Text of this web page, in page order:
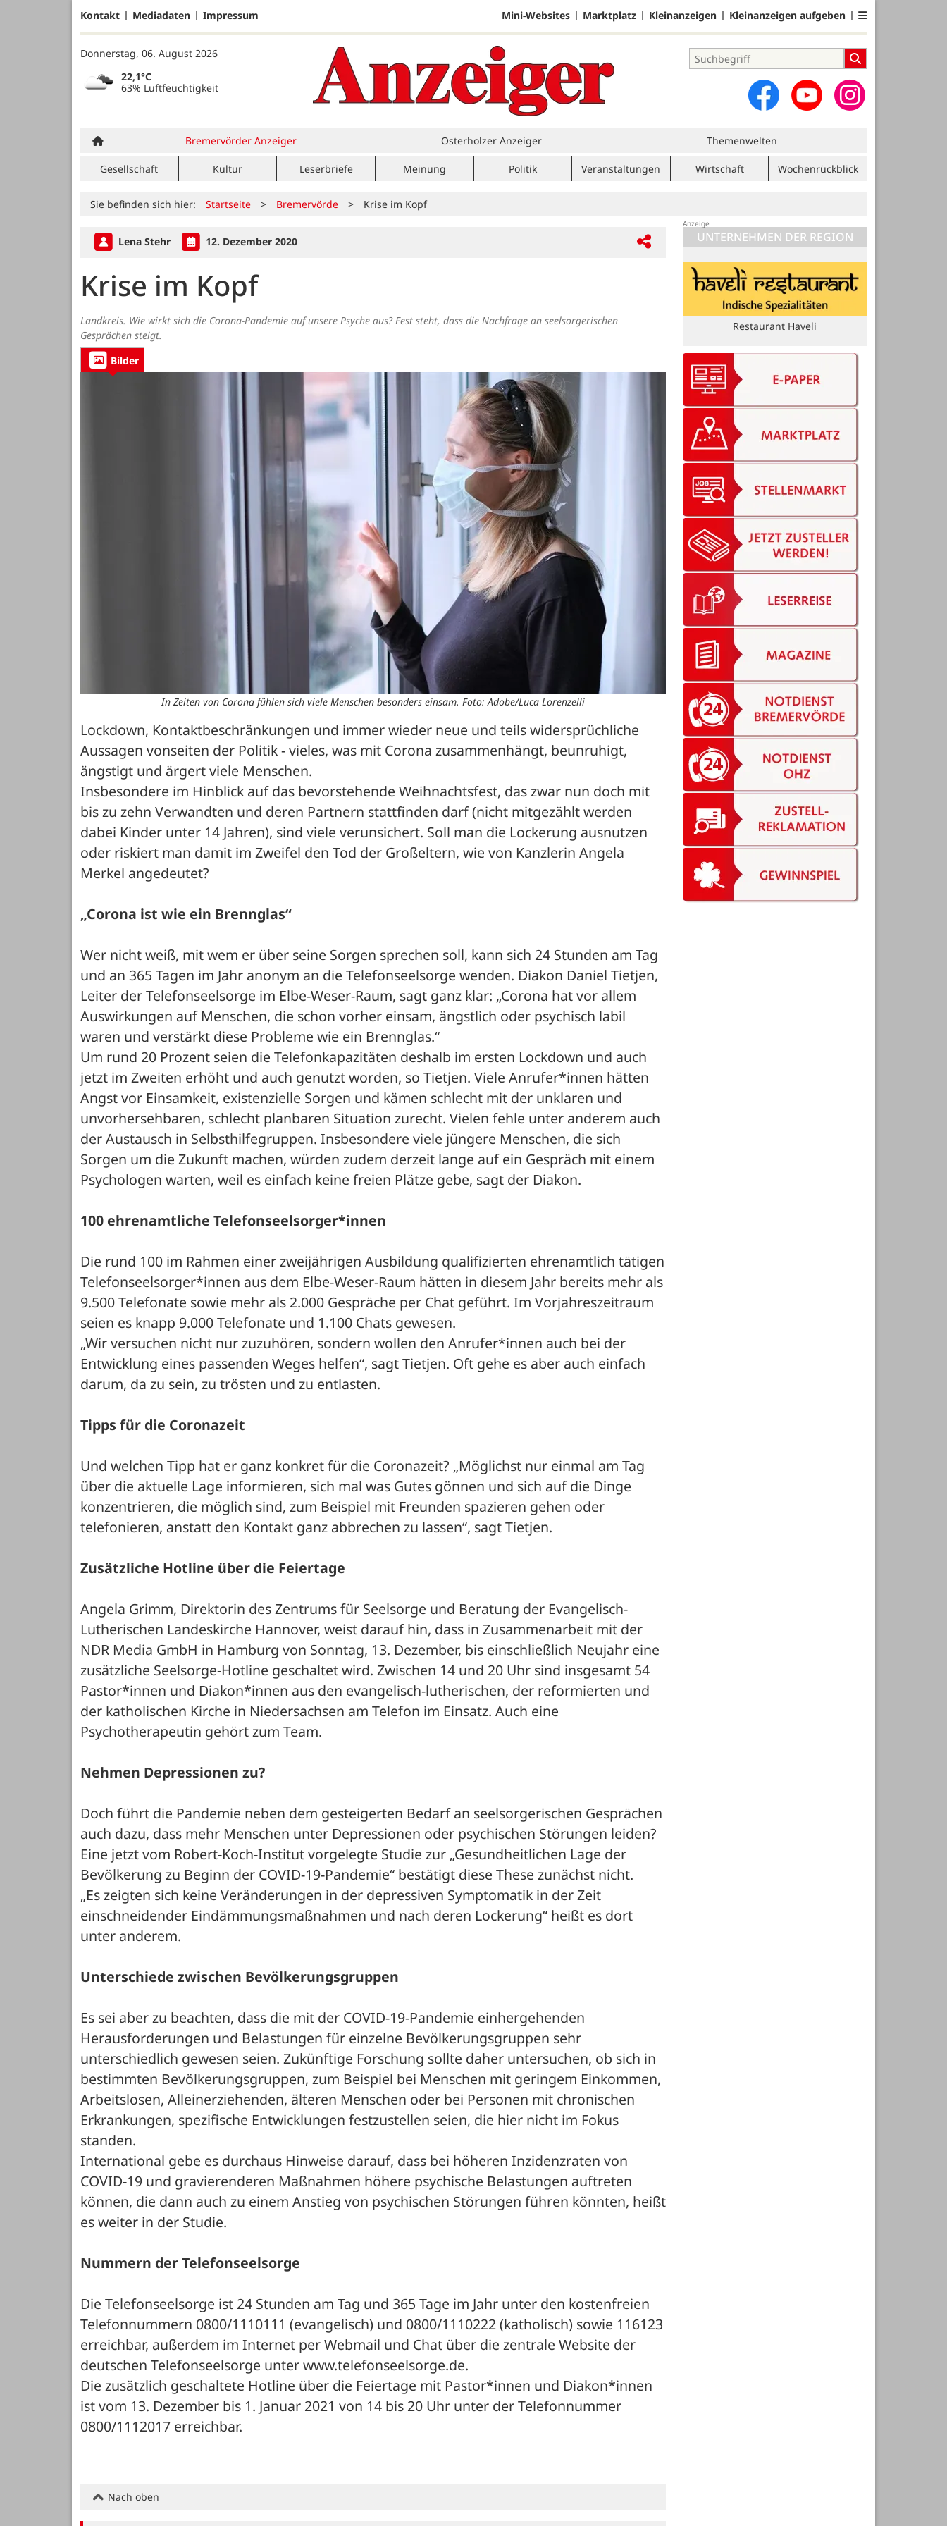
Kontakt Mediadaten Impressum Mini-Websites Marktplatz Kleinanzeigen Kleinanzeigen aufgeben
Donnerstag, 06. August 2026
22,1°C
63% Luftfeuchtigkeit
Bremervörder Anzeiger Osterholzer Anzeiger Themenwelten
Gesellschaft Kultur Leserbriefe Meinung Politik Veranstaltungen Wirtschaft Wochenrückblick
Sie befinden sich hier: Startseite > Bremervörde > Krise im Kopf
Lena Stehr 12. Dezember 2020
Krise im Kopf
Landkreis. Wie wirkt sich die Corona-Pandemie auf unsere Psyche aus? Fest steht, dass die Nachfrage an seelsorgerischen
Gesprächen steigt.
Bilder
In Zeiten von Corona fühlen sich viele Menschen besonders einsam. Foto: Adobe/Luca Lorenzelli
Lockdown, Kontaktbeschränkungen und immer wieder neue und teils widersprüchliche
Aussagen vonseiten der Politik - vieles, was mit Corona zusammenhängt, beunruhigt,
ängstigt und ärgert viele Menschen.
Insbesondere im Hinblick auf das bevorstehende Weihnachtsfest, das zwar nun doch mit
bis zu zehn Verwandten und deren Partnern stattfinden darf (nicht mitgezählt werden
dabei Kinder unter 14 Jahren), sind viele verunsichert. Soll man die Lockerung ausnutzen
oder riskiert man damit im Zweifel den Tod der Großeltern, wie von Kanzlerin Angela
Merkel angedeutet?
„Corona ist wie ein Brennglas“
Wer nicht weiß, mit wem er über seine Sorgen sprechen soll, kann sich 24 Stunden am Tag
und an 365 Tagen im Jahr anonym an die Telefonseelsorge wenden. Diakon Daniel Tietjen,
Leiter der Telefonseelsorge im Elbe-Weser-Raum, sagt ganz klar: „Corona hat vor allem
Auswirkungen auf Menschen, die schon vorher einsam, ängstlich oder psychisch labil
waren und verstärkt diese Probleme wie ein Brennglas.“
Um rund 20 Prozent seien die Telefonkapazitäten deshalb im ersten Lockdown und auch
jetzt im Zweiten erhöht und auch genutzt worden, so Tietjen. Viele Anrufer*innen hätten
Angst vor Einsamkeit, existenzielle Sorgen und kämen schlecht mit der unklaren und
unvorhersehbaren, schlecht planbaren Situation zurecht. Vielen fehle unter anderem auch
der Austausch in Selbsthilfegruppen. Insbesondere viele jüngere Menschen, die sich
Sorgen um die Zukunft machen, würden zudem derzeit lange auf ein Gespräch mit einem
Psychologen warten, weil es einfach keine freien Plätze gebe, sagt der Diakon.
100 ehrenamtliche Telefonseelsorger*innen
Die rund 100 im Rahmen einer zweijährigen Ausbildung qualifizierten ehrenamtlich tätigen
Telefonseelsorger*innen aus dem Elbe-Weser-Raum hätten in diesem Jahr bereits mehr als
9.500 Telefonate sowie mehr als 2.000 Gespräche per Chat geführt. Im Vorjahreszeitraum
seien es knapp 9.000 Telefonate und 1.100 Chats gewesen.
„Wir versuchen nicht nur zuzuhören, sondern wollen den Anrufer*innen auch bei der
Entwicklung eines passenden Weges helfen“, sagt Tietjen. Oft gehe es aber auch einfach
darum, da zu sein, zu trösten und zu entlasten.
Tipps für die Coronazeit
Und welchen Tipp hat er ganz konkret für die Coronazeit? „Möglichst nur einmal am Tag
über die aktuelle Lage informieren, sich mal was Gutes gönnen und sich auf die Dinge
konzentrieren, die möglich sind, zum Beispiel mit Freunden spazieren gehen oder
telefonieren, anstatt den Kontakt ganz abbrechen zu lassen“, sagt Tietjen.
Zusätzliche Hotline über die Feiertage
Angela Grimm, Direktorin des Zentrums für Seelsorge und Beratung der Evangelisch-
Lutherischen Landeskirche Hannover, weist darauf hin, dass in Zusammenarbeit mit der
NDR Media GmbH in Hamburg von Sonntag, 13. Dezember, bis einschließlich Neujahr eine
zusätzliche Seelsorge-Hotline geschaltet wird. Zwischen 14 und 20 Uhr sind insgesamt 54
Pastor*innen und Diakon*innen aus den evangelisch-lutherischen, der reformierten und
der katholischen Kirche in Niedersachsen am Telefon im Einsatz. Auch eine
Psychotherapeutin gehört zum Team.
Nehmen Depressionen zu?
Doch führt die Pandemie neben dem gesteigerten Bedarf an seelsorgerischen Gesprächen
auch dazu, dass mehr Menschen unter Depressionen oder psychischen Störungen leiden?
Eine jetzt vom Robert-Koch-Institut vorgelegte Studie zur „Gesundheitlichen Lage der
Bevölkerung zu Beginn der COVID-19-Pandemie“ bestätigt diese These zunächst nicht.
„Es zeigten sich keine Veränderungen in der depressiven Symptomatik in der Zeit
einschneidender Eindämmungsmaßnahmen und nach deren Lockerung“ heißt es dort
unter anderem.
Unterschiede zwischen Bevölkerungsgruppen
Es sei aber zu beachten, dass die mit der COVID-19-Pandemie einhergehenden
Herausforderungen und Belastungen für einzelne Bevölkerungsgruppen sehr
unterschiedlich gewesen seien. Zukünftige Forschung sollte daher untersuchen, ob sich in
bestimmten Bevölkerungsgruppen, zum Beispiel bei Menschen mit geringem Einkommen,
Arbeitslosen, Alleinerziehenden, älteren Menschen oder bei Personen mit chronischen
Erkrankungen, spezifische Entwicklungen festzustellen seien, die hier nicht im Fokus
standen.
International gebe es durchaus Hinweise darauf, dass bei höheren Inzidenzraten von
COVID-19 und gravierenderen Maßnahmen höhere psychische Belastungen auftreten
können, die dann auch zu einem Anstieg von psychischen Störungen führen könnten, heißt
es weiter in der Studie.
Nummern der Telefonseelsorge
Die Telefonseelsorge ist 24 Stunden am Tag und 365 Tage im Jahr unter den kostenfreien
Telefonnummern 0800/1110111 (evangelisch) und 0800/1110222 (katholisch) sowie 116123
erreichbar, außerdem im Internet per Webmail und Chat über die zentrale Website der
deutschen Telefonseelsorge unter www.telefonseelsorge.de.
Die zusätzlich geschaltete Hotline über die Feiertage mit Pastor*innen und Diakon*innen
ist vom 13. Dezember bis 1. Januar 2021 von 14 bis 20 Uhr unter der Telefonnummer
0800/1112017 erreichbar.
Nach oben
UNTERNEHMEN DER REGION
Blome Elektrik GmbH